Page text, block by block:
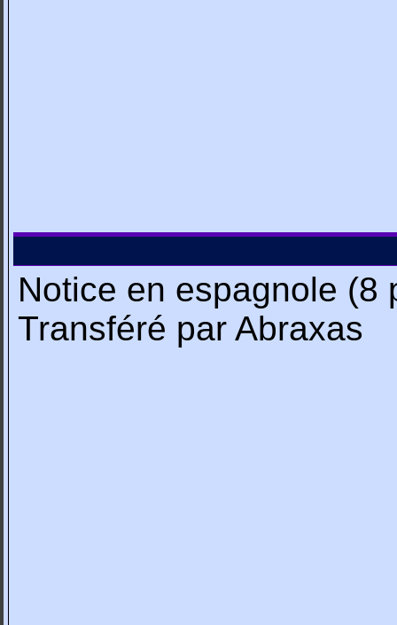
Notice en espagnole (8
Transféré par Abraxas